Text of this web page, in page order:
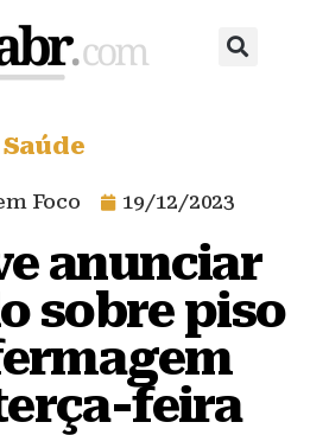
Saúde
Foco 19/12/2023
anunciar
sobre piso
feira